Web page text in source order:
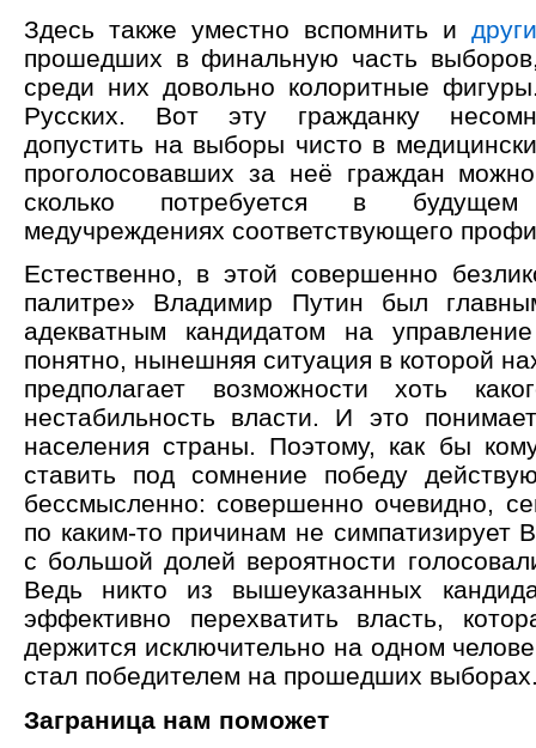
Здесь также уместно вспомнить и
прошедших в финальную часть
среди них довольно колоритные
Русских. Вот эту гражданку
допустить на выборы чисто в
проголосовавших за неё граждан
сколько потребуется в
медучреждениях соответствующего
Естественно, в этой совершенно
палитре» Владимир Путин был
адекватным кандидатом на
понятно, нынешняя ситуация в которой
предполагает возможности хоть
нестабильность власти. И это
населения страны. Поэтому, как бы
ставить под сомнение победу
бессмысленно: совершенно очевидно,
по каким-то причинам не симпатизирует
с большой долей вероятности
Ведь никто из вышеуказанных
эффективно перехватить власть,
держится исключительно на одном
стал победителем на прошедших
Заграница нам поможет